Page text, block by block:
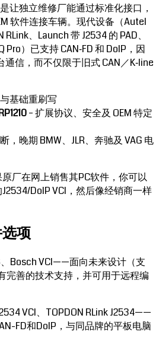
让独立维修厂能通过标准化接口，
软件连接车辆。现代设备（Autel
、Launch 带 J2534 的 PAD、
Pro）已支持 CAN‑FD 和 DoIP，因
信，而不仅限于旧式 CAN／K‑line
基础重刷写
– 扩展协议、安全及 OEM 特定
，晚期 BMW、JLR、奔驰及 VAG 电
厂在网上销售其PC软件，你可以
DoIP VCI，然后像经销商一样
项
、Bosch VCI——面向未来设计（支
完善的技术支持，并可用于远程编
VCI、TOPDON RLink J2534——
FD和DoIP，与同品牌的平板电脑